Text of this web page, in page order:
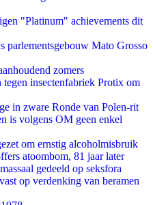
"Platinum" achievements dit
parlementsgebouw Mato Grosso
zomers
insectenfabriek Protix om
in zware Ronde van Polen-rit
is volgens OM geen enkel
om ernstig alcoholmisbruik
atoombom, 81 jaar later
gedeeld op seksfora
op verdenking van beramen